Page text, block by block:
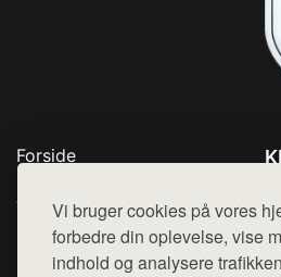
Vi bruger cookies på vores
forbedre din oplevelse, vise
indhold og analysere
Forside
Top Rabatter
Blog
Kontakt